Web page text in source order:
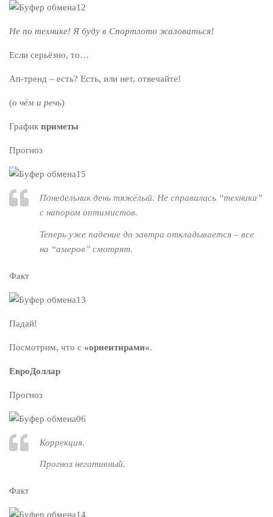
Не по технике! Я буду в Спортлото жаловаться!
Если серьёзно, то…
Ап-тренд – есть? Есть, или нет, отвечайте!
(о чём и речь)
График приметы
Прогноз
Понедельник день тяжёлый. Не справилась “техника”
с напором оптимистов.
Теперь уже падение до завтра откладывается – все
на “амеров” смотрят.
Факт
Падай!
Посмотрим, что с «ориентирами«.
ЕвроДоллар
Прогноз
Коррекция.
Прогноз негативный.
Факт